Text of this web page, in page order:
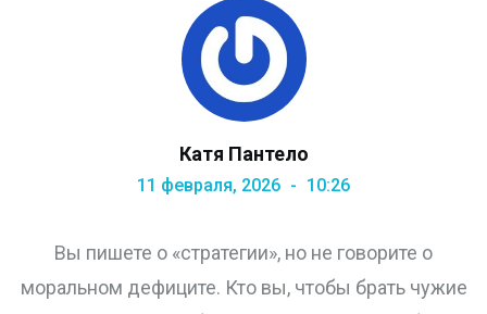
Катя Пантело
11 февраля, 2026 10:26
Вы пишете о «стратегии», но не говорите о
моральном дефиците. Кто вы, чтобы брать чужие